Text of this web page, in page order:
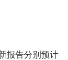
报告分别预计